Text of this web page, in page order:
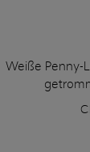
Weiße Penny-